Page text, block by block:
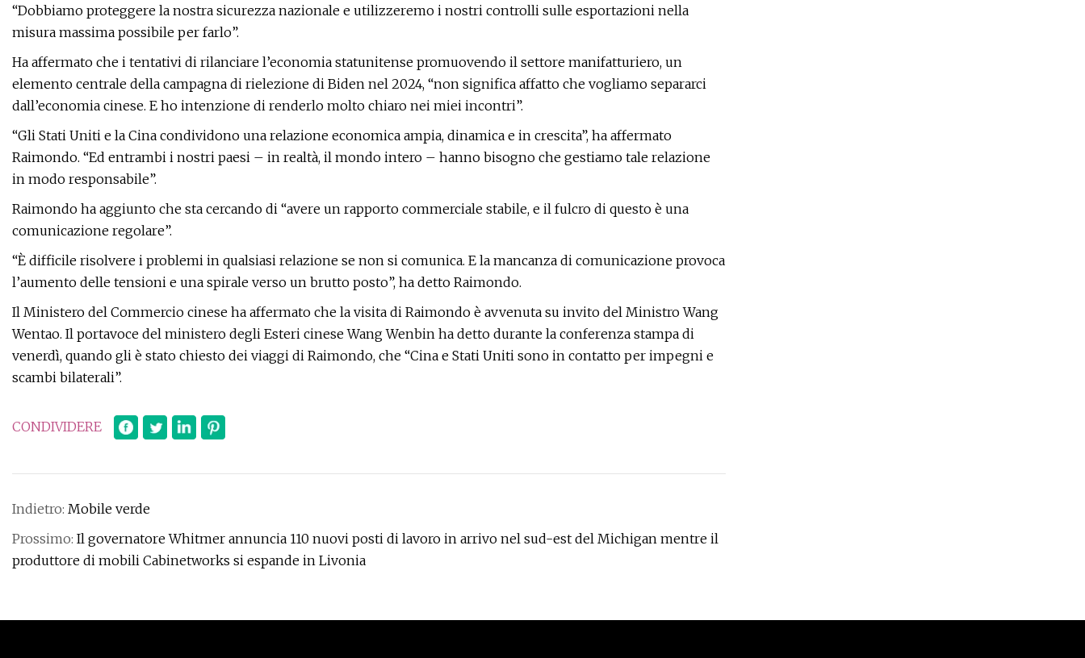
“Dobbiamo proteggere la nostra sicurezza nazionale e utilizzeremo i nostri controlli sulle esportazioni nella
misura massima possibile per farlo”.
Ha affermato che i tentativi di rilanciare l’economia statunitense promuovendo il settore manifatturiero, un
elemento centrale della campagna di rielezione di Biden nel 2024, “non significa affatto che vogliamo separarci
dall’economia cinese. E ho intenzione di renderlo molto chiaro nei miei incontri”.
“Gli Stati Uniti e la Cina condividono una relazione economica ampia, dinamica e in crescita”, ha affermato
Raimondo. “Ed entrambi i nostri paesi – in realtà, il mondo intero – hanno bisogno che gestiamo tale relazione
in modo responsabile”.
Raimondo ha aggiunto che sta cercando di “avere un rapporto commerciale stabile, e il fulcro di questo è una
comunicazione regolare”.
“È difficile risolvere i problemi in qualsiasi relazione se non si comunica. E la mancanza di comunicazione provoca
l’aumento delle tensioni e una spirale verso un brutto posto”, ha detto Raimondo.
Il Ministero del Commercio cinese ha affermato che la visita di Raimondo è avvenuta su invito del Ministro Wang
Wentao. Il portavoce del ministero degli Esteri cinese Wang Wenbin ha detto durante la conferenza stampa di
venerdì, quando gli è stato chiesto dei viaggi di Raimondo, che “Cina e Stati Uniti sono in contatto per impegni e
scambi bilaterali”.
CONDIVIDERE
Indietro: Mobile verde
Prossimo: Il governatore Whitmer annuncia 110 nuovi posti di lavoro in arrivo nel sud-est del Michigan mentre il
produttore di mobili Cabinetworks si espande in Livonia